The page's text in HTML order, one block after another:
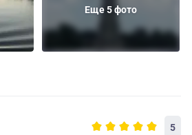
Еще 5 фото
5